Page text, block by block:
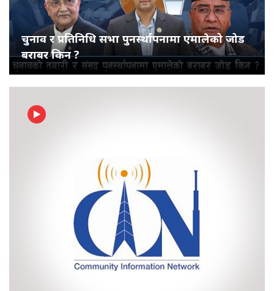
चुनाव र प्रतिनिधि सभा पुनर्स्थापनामा एमालेको जोड
बराबर किन ?